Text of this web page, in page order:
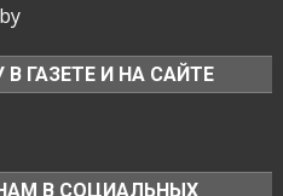
ГАЗЕТЕ И НА САЙТЕ
В СОЦИАЛЬНЫХ